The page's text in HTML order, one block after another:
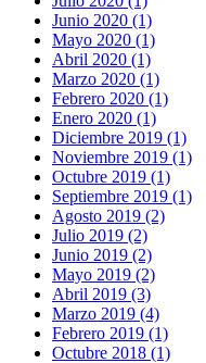
Junio 2020 (1)
Mayo 2020 (1)
Abril 2020 (1)
Marzo 2020 (1)
Febrero 2020 (1)
Enero 2020 (1)
Diciembre 2019 (1)
Noviembre 2019 (1)
Octubre 2019 (1)
Septiembre 2019 (1)
Agosto 2019 (2)
Julio 2019 (2)
Junio 2019 (2)
Mayo 2019 (2)
Abril 2019 (3)
Marzo 2019 (4)
Febrero 2019 (1)
Octubre 2018 (1)